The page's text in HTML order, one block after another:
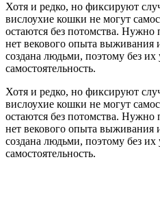
Хотя и редко, но фиксируют
вислоухие кошки не могут
остаются без потомства.
нет векового опыта выживания
создана людьми, поэтому без их
самостоятельность.
Хотя и редко, но фиксируют
вислоухие кошки не могут
остаются без потомства.
нет векового опыта выживания
создана людьми, поэтому без их
самостоятельность.